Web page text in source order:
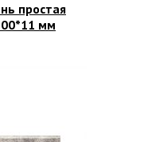
простая
мм